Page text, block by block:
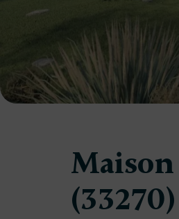
(33270)